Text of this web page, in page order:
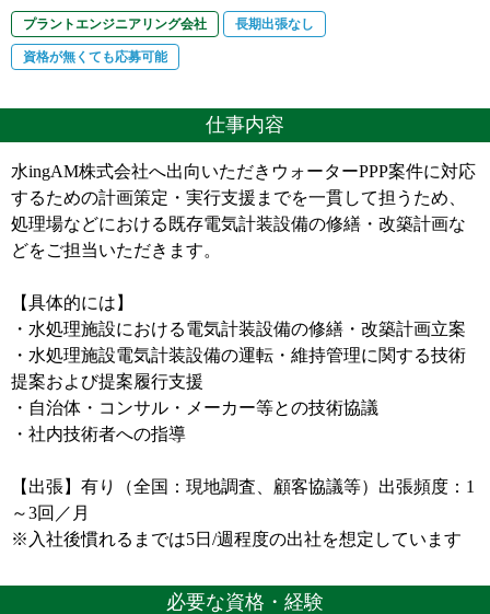
プラントエンジニアリング会社 長期出張なし
資格が無くても応募可能
仕事内容
水ingAM株式会社へ出向いただきウォーターPPP案件に対応
するための計画策定・実行支援までを一貫して担うため、
処理場などにおける既存電気計装設備の修繕・改築計画な
どをご担当いただきます。
【具体的には】
・水処理施設における電気計装設備の修繕・改築計画立案
・水処理施設電気計装設備の運転・維持管理に関する技術
提案および提案履行支援
・自治体・コンサル・メーカー等との技術協議
・社内技術者への指導
【出張】有り（全国：現地調査、顧客協議等）出張頻度：1
～3回／月
※入社後慣れるまでは5日/週程度の出社を想定しています
必要な資格・経験